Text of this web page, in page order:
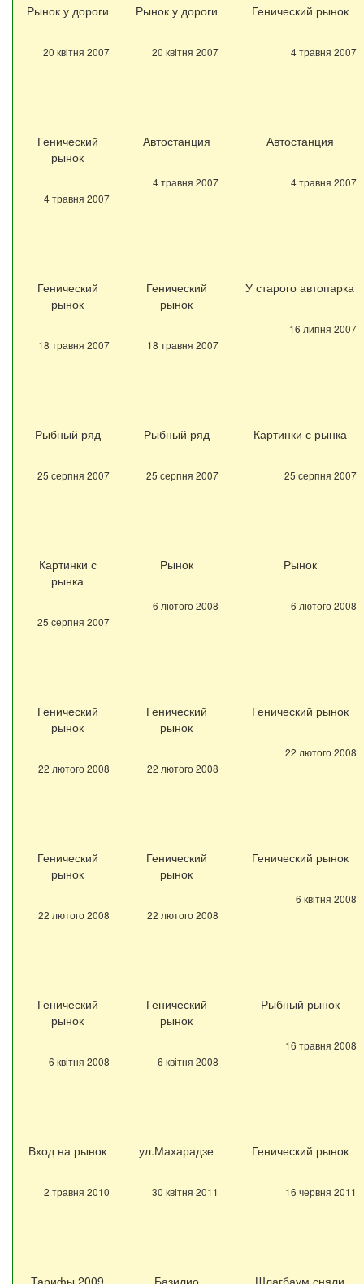
Рынок у дороги
20 квітня 2007
Рынок у дороги
20 квітня 2007
Генический рынок
4 травня 2007
Генический
рынок
4 травня 2007
Автостанция
4 травня 2007
Автостанция
4 травня 2007
Генический
рынок
18 травня 2007
Генический
рынок
18 травня 2007
У старого автопарка
16 липня 2007
Рыбный ряд
25 серпня 2007
Рыбный ряд
25 серпня 2007
Картинки с рынка
25 серпня 2007
Картинки с
рынка
25 серпня 2007
Рынок
6 лютого 2008
Рынок
6 лютого 2008
Генический
рынок
22 лютого 2008
Генический
рынок
22 лютого 2008
Генический рынок
22 лютого 2008
Генический
рынок
22 лютого 2008
Генический
рынок
22 лютого 2008
Генический рынок
6 квітня 2008
Генический
рынок
6 квітня 2008
Генический
рынок
6 квітня 2008
Рыбный рынок
16 травня 2008
Вход на рынок
2 травня 2010
ул.Махарадзе
30 квітня 2011
Генический рынок
16 червня 2011
Тарифы 2009 Базилио Шлагбаум сняли